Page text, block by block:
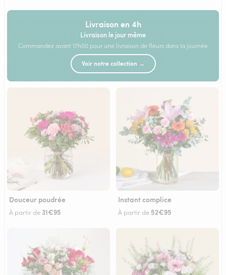
Livraison en 4h
Livraison le jour même
Commandez avant 17h00 pour une livraison de fleurs dans la journée
Voir notre collection →
Douceur poudrée
À partir de 31€95
Instant complice
À partir de 52€95